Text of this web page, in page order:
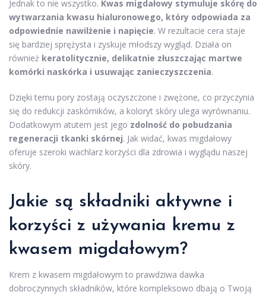
Jednak to nie wszystko. Kwas migdałowy stymuluje skórę do
wytwarzania kwasu hialuronowego, który odpowiada za
odpowiednie nawilżenie i napięcie. W rezultacie cera staje
się bardziej sprężysta i zyskuje młodszy wygląd. Działa on
również keratolitycznie, delikatnie złuszczając martwe
komórki naskórka i usuwając zanieczyszczenia.
Dzięki temu pory zostają oczyszczone i zwężone, co przyczynia
się do redukcji zaskórników, a koloryt skóry ulega wyrównaniu.
Dodatkowym atutem jest jego zdolność do pobudzania
regeneracji tkanki skórnej. Jak widać, kwas migdałowy
oferuje szeroki wachlarz korzyści dla zdrowia i wyglądu naszej
skóry.
Jakie są składniki aktywne i
korzyści z używania kremu z
kwasem migdałowym?
Krem z kwasem migdałowym to prawdziwa dawka
dobroczynnych składników, które kompleksowo dbają o Twoją